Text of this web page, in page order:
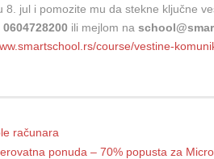
8. jul i pomozite mu da stekne ključne
0604728200 ili mejlom na
course/vestine-
računara
ponuda – 70% popusta za